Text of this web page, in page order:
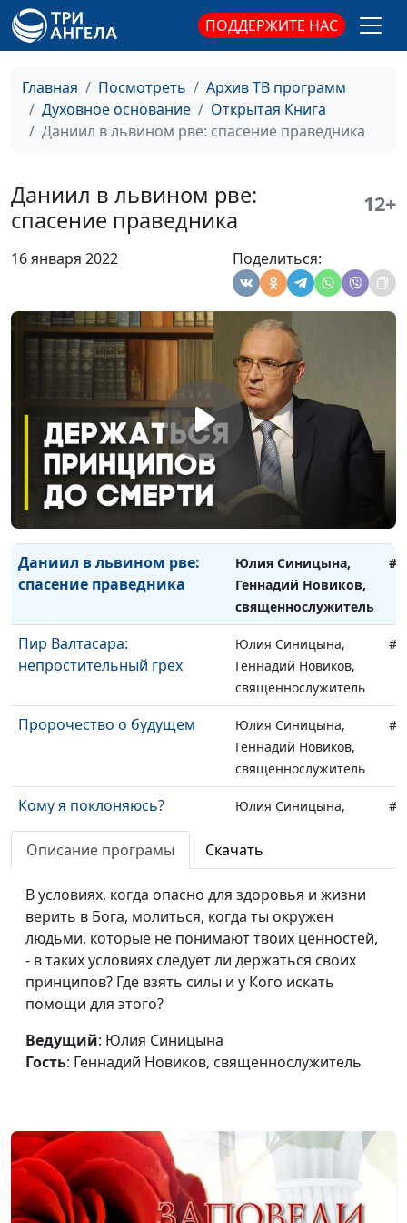
ПОДДЕРЖИТЕ НАС
Главная Посмотреть
Архив ТВ программ
Духовное основание
Открытая Книга
Даниил в львином рве: спасение праведника
Даниил в львином рве:
спасение праведника
12+
16 января 2022 Поделиться:
Алексей Дедов,
священнослужитель,
магистр молодежного
Царь Езекия: исцеление от
смертельной болезни
Юлия Синицына,
Алексей Дедов,
служения
Когда Бог отвечает?
Геннадий Новиков,
священнослужитель
Пророчества о Христе
Юлия Синицына,
Геннадий Новиков,
священнослужитель
В чьих руках наша судьба?
Юлия Синицына,
Геннадий Новиков,
священнослужитель
Предсказание, которое
сбылось
Юлия Синицына,
Геннадий Новиков,
священнослужитель
Даниил в львином рве:
спасение праведника
Юлия Синицына,
Геннадий Новиков,
священнослужитель
Пир Валтасара:
непростительный грех
Юлия Синицына,
Геннадий Новиков,
священнослужитель
Пророчество о будущем
Юлия Синицына,
Геннадий Новиков,
священнослужитель
Кому я поклоняюсь?
Юлия Синицына,
священнослужитель
Сон о будущем
Геннадий Новиков,
священнослужитель
Быть верным своим
принципам
Юлия Синицына,
Геннадий Новиков,
День Господень: желанный
или страшный?
Сергей Давидоглу,
государственного
гуманитарного
университета
Почему Иона пошел против
Юлия Синицына,
Описание програмы Скачать
В условиях, когда опасно для здоровья и жизни
верить в Бога, молиться, когда ты окружен
людьми, которые не понимают твоих ценностей,
- в таких условиях следует ли держаться своих
принципов? Где взять силы и у Кого искать
помощи для этого?
Ведущий: Юлия Синицына
Гость: Геннадий Новиков, священнослужитель